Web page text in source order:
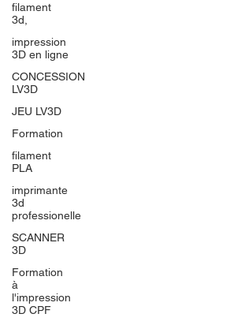
filament
3d,
impression
3D en ligne
CONCESSION
LV3D
JEU LV3D
Formation
filament
PLA
imprimante
3d
professionelle
SCANNER
3D
Formation
à
l'impression
3D CPF